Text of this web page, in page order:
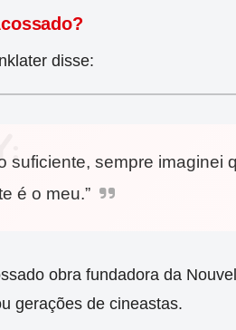
disse:
suficiente, sempre imaginei
é o meu.”
obra fundadora da
gerações de cineastas.